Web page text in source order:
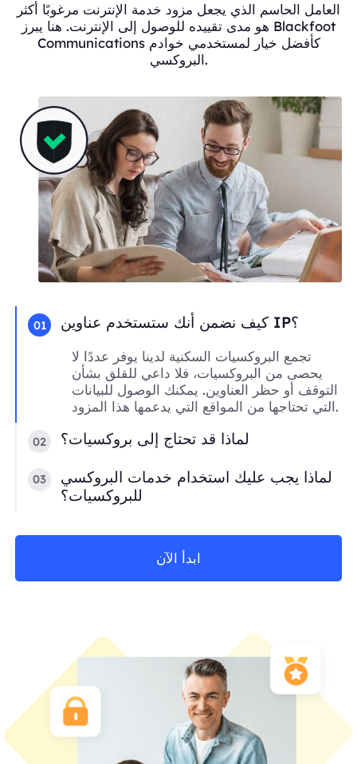
العامل الحاسم الذي يجعل مزود خدمة الإنترنت مرغوبًا أكثر
هو مدى تقييده للوصول إلى الإنترنت. هنا يبرز Blackfoot
Communications كأفضل خيار لمستخدمي خوادم
البروكسي.
01 كيف نضمن أنك ستستخدم عناوين IP؟
تجمع البروكسيات السكنية لدينا يوفر عددًا لا
يحصى من البروكسيات، فلا داعي للقلق بشأن
التوقف أو حظر العناوين. يمكنك الوصول للبيانات
التي تحتاجها من المواقع التي يدعمها هذا المزود.
02 لماذا قد تحتاج إلى بروكسيات؟
03
لماذا يجب عليك استخدام خدمات البروكسي
للبروكسيات؟
ابدأ الآن